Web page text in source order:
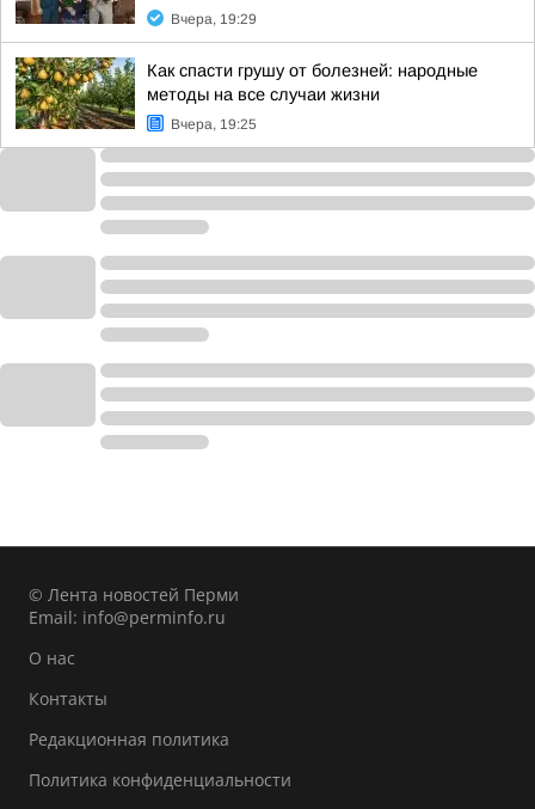
Вчера, 19:29
Как спасти грушу от болезней: народные
методы на все случаи жизни
Вчера, 19:25
© Лента новостей Перми
Email: info@perminfo.ru
О нас
Контакты
Редакционная политика
Политика конфиденциальности